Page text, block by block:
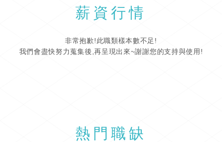
薪資行情
非常抱歉!此職類樣本數不足!
我們會盡快努力蒐集後,再呈現出來~謝謝您的支持與使用!
熱門職缺